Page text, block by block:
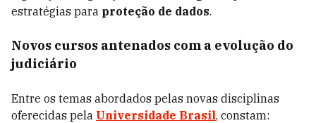
estratégias para proteção de dados.
Novos cursos antenados com a evolução do
judiciário
Entre os temas abordados pelas novas disciplinas
oferecidas pela Universidade Brasil, constam: